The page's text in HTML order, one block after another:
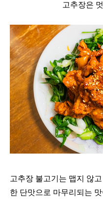
고추장은
고추장 불고기는 맵지 않
한 단맛으로 마무리되는